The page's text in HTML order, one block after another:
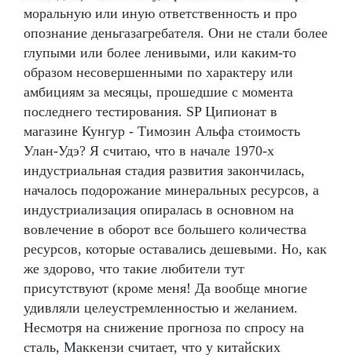
моральную или иную ответственность и про
опознание деньгазагребателя. Они не стали более
глупыми или более ленивыми, или каким-то
образом несовершенными по характеру или
амбициям за месяцы, прошедшие с момента
последнего тестирования. SP Ципионат в
магазине Кунгур - Tимозин Альфа стоимость
Улан-Удэ? Я считаю, что в начале 1970-х
индустриальная стадия развития закончилась,
началось подорожание минеральных ресурсов, а
индустриализация опиралась в основном на
вовлечение в оборот все большего количества
ресурсов, которые оставались дешевыми. Но, как
же здорово, что такие любители тут
присутствуют (кроме меня! Да вообще многие
удивляли целеустремленностью и желанием.
Несмотря на снижение прогноза по спросу на
сталь, Маккензи считает, что у китайских